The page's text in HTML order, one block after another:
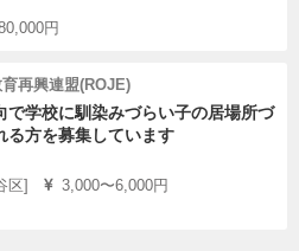
円
再興連盟(ROJE)
で学校に馴染みづらい子の居場所づ
る方を募集しています
区]
3,000〜6,000円